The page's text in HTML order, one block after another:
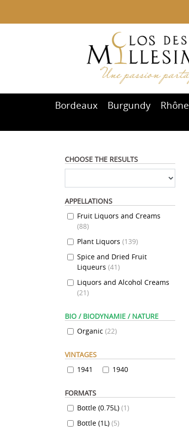
Bordeaux Burgundy Rhône
CHOOSE THE RESULTS
APPELLATIONS
Fruit Liquors and Creams
(88)
Plant Liquors (139)
Spice and Dried Fruit
Liqueurs (41)
Liquors and Alcohol Creams
(21)
BIO / BIODYNAMIE / NATURE
Organic (22)
VINTAGES
1941
1940
FORMATS
Bottle (0.75L) (1)
Bottle (1L) (5)